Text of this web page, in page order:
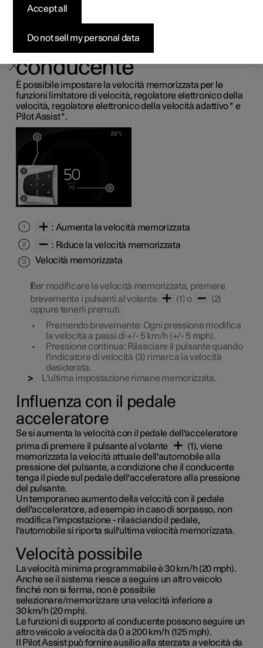
Pre-owned Polestar 2
Pre-owned Polestar 3
Pre-owned Polestar 4
Configura
Ricarica domestica
Opzioni di finanziamento
Newsletter
per i sistemi di
supporto al
conducente
È possibile impostare la velocità memorizzata per le
funzioni limitatore di velocità, regolatore elettronico della
velocità, regolatore elettronico della velocità adattivo* e
Pilot Assist*.
: Aumenta la velocità memorizzata
: Riduce la velocità memorizzata
Velocità memorizzata
Per modificare la velocità memorizzata, premere
brevemente i pulsanti al volante
(1) o
(2)
oppure tenerli premuti.
Premendo brevemente: Ogni pressione modifica
la velocità a passi di +/- 5 km/h (+/- 5 mph).
Pressione continua: Rilasciare il pulsante quando
l'indicatore di velocità (3) rimarca la velocità
desiderata.
L'ultima impostazione rimane memorizzata.
Influenza con il pedale
acceleratore
Se si aumenta la velocità con il pedale dell'acceleratore
prima di premere il pulsante al volante
(1), viene
memorizzata la velocità attuale dell'automobile alla
pressione del pulsante, a condizione che il conducente
tenga il piede sul pedale dell'acceleratore alla pressione
del pulsante.
Un temporaneo aumento della velocità con il pedale
dell'acceleratore, ad esempio in caso di sorpasso, non
modifica l'impostazione - rilasciando il pedale,
l'automobile si riporta sull'ultima velocità memorizzata.
Velocità possibile
La velocità minima programmabile è30 km/h (20 mph).
Anche se il sistema riesce a seguire un altro veicolo
finché non si ferma, non è possibile
selezionare/memorizzare una velocità inferiore a
30 km/h (20 mph).
Le funzioni di supporto al conducente possono seguire un
altro veicolo a velocità da 0 a200 km/h (125 mph).
Il Pilot Assist può fornire ausilio alla sterzata a velocità da
Do not sell my personal data
Accept all